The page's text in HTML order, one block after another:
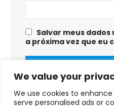
We value your
We use cookies to
serve personalised ads or
Salvar meus
a próxima vez que eu